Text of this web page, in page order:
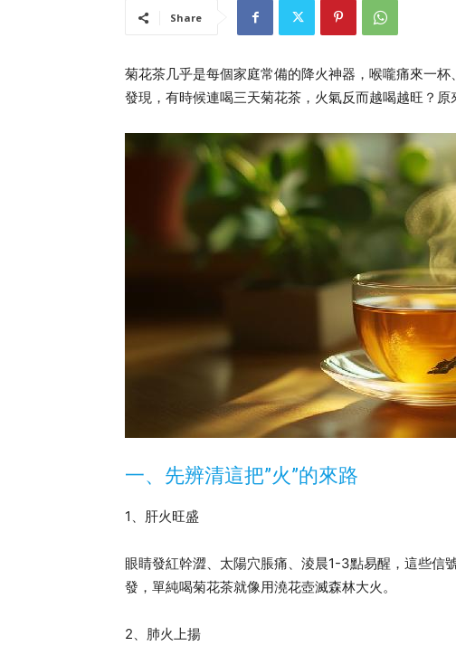
Share
菊花茶几乎是每個家庭常備的降火神器，喉嚨痛來一
發現，有時候連喝三天菊花茶，火氣反而越喝越旺？原
一、先辨清這把”火”的來路
1、肝火旺盛
眼睛發紅幹澀、太陽穴脹痛、淩晨1-3點易醒，這些信
發，單純喝菊花茶就像用澆花壺滅森林大火。
2、肺火上揚